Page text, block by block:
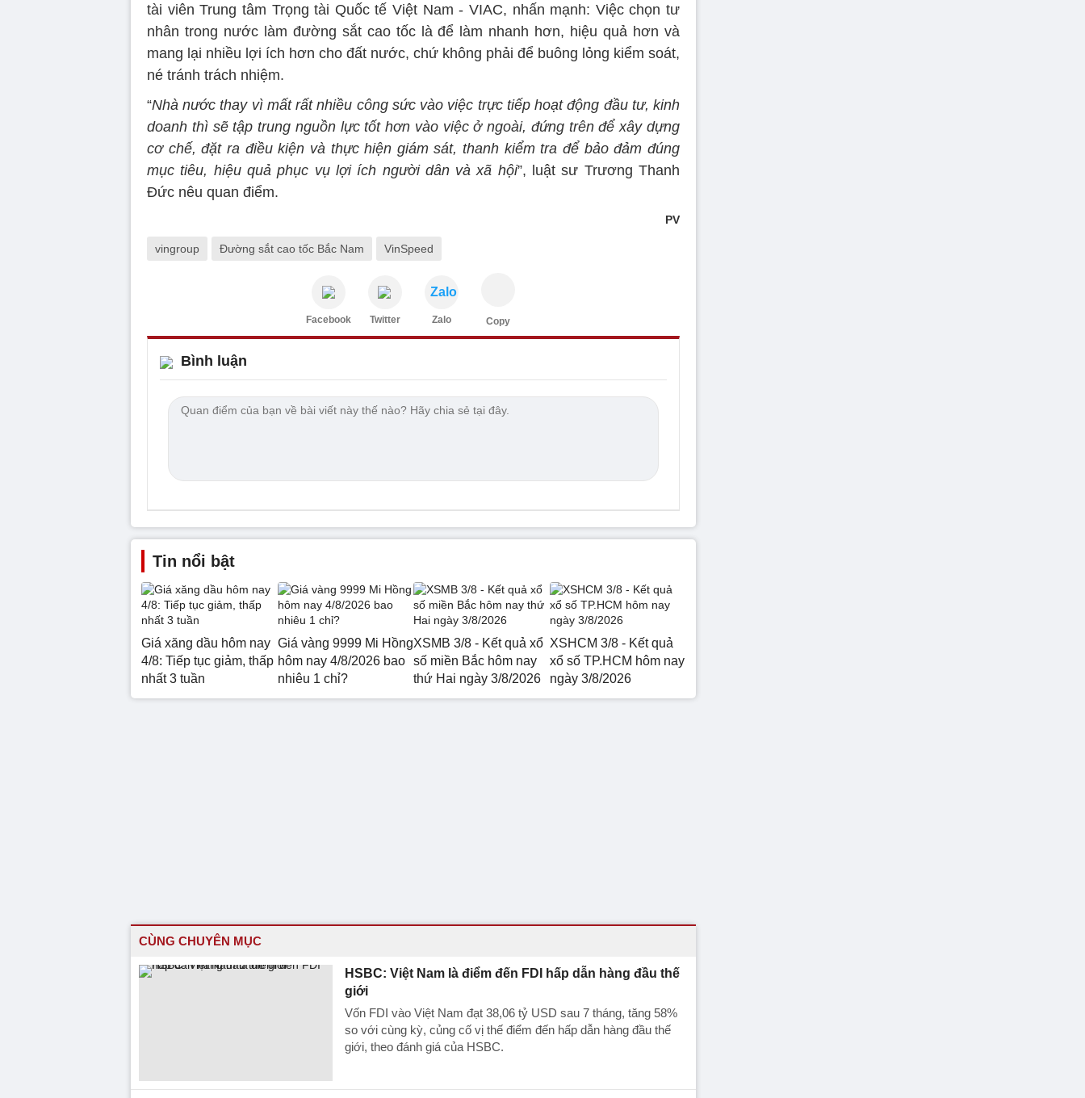
tài viên Trung tâm Trọng tài Quốc tế Việt Nam - VIAC, nhấn mạnh: Việc chọn tư
nhân trong nước làm đường sắt cao tốc là để làm nhanh hơn, hiệu quả hơn và
mang lại nhiều lợi ích hơn cho đất nước, chứ không phải để buông lỏng kiểm soát,
né tránh trách nhiệm.
“Nhà nước thay vì mất rất nhiều công sức vào việc trực tiếp hoạt động đầu tư, kinh
doanh thì sẽ tập trung nguồn lực tốt hơn vào việc ở ngoài, đứng trên để xây dựng
cơ chế, đặt ra điều kiện và thực hiện giám sát, thanh kiểm tra để bảo đảm đúng
mục tiêu, hiệu quả phục vụ lợi ích người dân và xã hội”, luật sư Trương Thanh
Đức nêu quan điểm.
PV
vingroup Đường sắt cao tốc Bắc Nam VinSpeed
Facebook Twitter
Zalo
Zalo Copy
Bình luận
Tin nổi bật
Giá xăng dầu hôm nay
4/8: Tiếp tục giảm, thấp
nhất 3 tuần
Giá vàng 9999 Mi Hồng
hôm nay 4/8/2026 bao
nhiêu 1 chỉ?
XSMB 3/8 - Kết quả xổ
số miền Bắc hôm nay
thứ Hai ngày 3/8/2026
XSHCM 3/8 - Kết quả
xổ số TP.HCM hôm nay
ngày 3/8/2026
CÙNG CHUYÊN MỤC
HSBC: Việt Nam là điểm đến FDI hấp dẫn hàng đầu thế
giới
Vốn FDI vào Việt Nam đạt 38,06 tỷ USD sau 7 tháng, tăng 58%
so với cùng kỳ, củng cố vị thế điểm đến hấp dẫn hàng đầu thế
giới, theo đánh giá của HSBC.